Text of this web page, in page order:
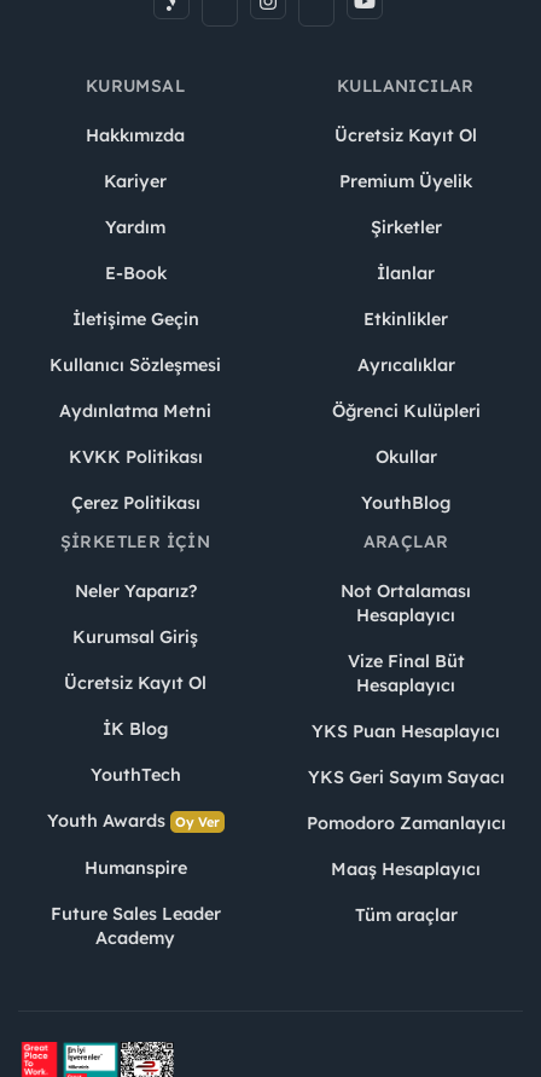
KURUMSAL
Hakkımızda
Kariyer
Yardım
E-Book
İletişime Geçin
Kullanıcı Sözleşmesi
Aydınlatma Metni
KVKK Politikası
Çerez Politikası
KULLANICILAR
Ücretsiz Kayıt Ol
Premium Üyelik
Şirketler
İlanlar
Etkinlikler
Ayrıcalıklar
Öğrenci Kulüpleri
Okullar
YouthBlog
ŞIRKETLER İÇIN
Neler Yaparız?
Kurumsal Giriş
Ücretsiz Kayıt Ol
İK Blog
YouthTech
Youth Awards Oy Ver
Humanspire
Future Sales Leader
Academy
ARAÇLAR
Not Ortalaması
Hesaplayıcı
Vize Final Büt
Hesaplayıcı
YKS Puan Hesaplayıcı
YKS Geri Sayım Sayacı
Pomodoro Zamanlayıcı
Maaş Hesaplayıcı
Tüm araçlar